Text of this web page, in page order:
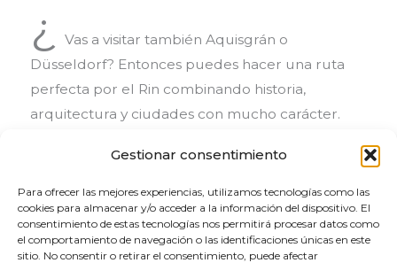
Gestionar consentimiento
Para ofrecer las mejores experiencias, utilizamos tecnologías como las
cookies para almacenar y/o acceder a la información del dispositivo. El
consentimiento de estas tecnologías nos permitirá procesar datos como
el comportamiento de navegación o las identificaciones únicas en este
sitio. No consentir o retirar el consentimiento, puede afectar
¿
Vas a visitar también Aquisgrán o
Düsseldorf? Entonces puedes hacer una ruta
perfecta por el Rin combinando historia,
arquitectura y ciudades con mucho carácter.
P ara que no te vuelvas loco buscando, aquí
tienes los servicios que nosotros utilizamos para